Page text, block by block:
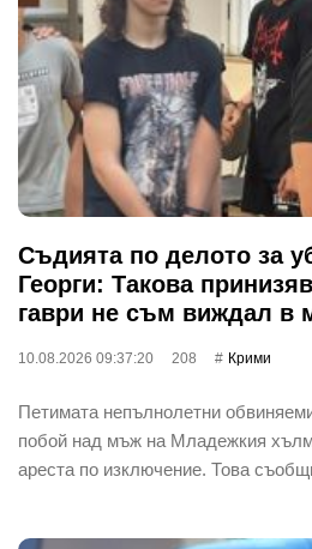
Съдията по делото за
Георги: Такова
гаври не съм виждал в
10.08.2026 09:37:20 208 Крими
Петимата непълнолетни
побой над мъж на Младежкия
ареста по изключение. Това